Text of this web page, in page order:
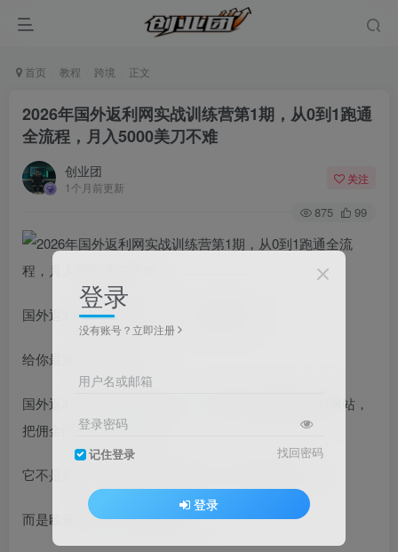
首页 教程 跨境 正文
2026年国外返利网实战训练营第1期，从0到1跑通
全流程，月入5000美刀不难
创业团
1个月前更新
关注
875 99
国外返利网到底是什么？（小白必懂版）
给你最准确的行业定义：
国外返利网（Cashback Site）=通过联盟营销賺钱的网站，
把佣金的一部分返给用户。
它不是薅羊毛，不是优惠券网站，更不是差价生意。
而是欧美官方认可的营销体系。
登录
没有账号？立即注册
用户名或邮箱
登录密码
记住登录 找回密码
登录